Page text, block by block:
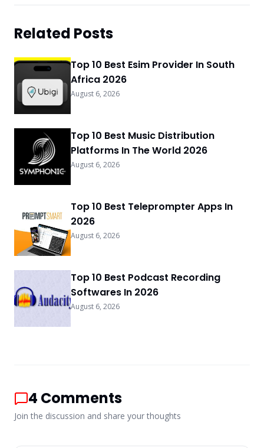
Related Posts
Top 10 Best Esim Provider In South
Africa 2026
August 6, 2026
Top 10 Best Music Distribution
Platforms In The World 2026
August 6, 2026
Top 10 Best Teleprompter Apps In
2026
August 6, 2026
Top 10 Best Podcast Recording
Softwares In 2026
August 6, 2026
4 Comments
Join the discussion and share your thoughts